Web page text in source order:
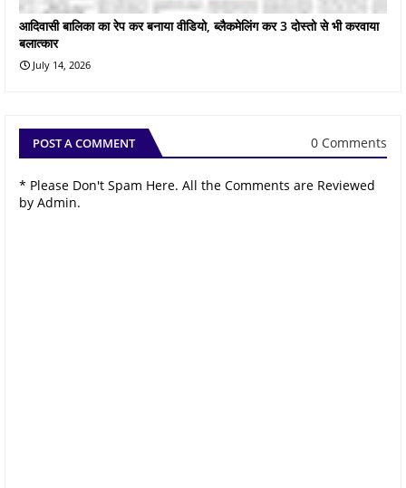
आदिवासी बालिका का रेप कर बनाया वीडियो, ब्लैकमेलिंग कर 3 दोस्तो से भी करवाया
बलात्कार
July 14, 2026
POST A COMMENT 0 Comments
* Please Don't Spam Here. All the Comments are Reviewed
by Admin.